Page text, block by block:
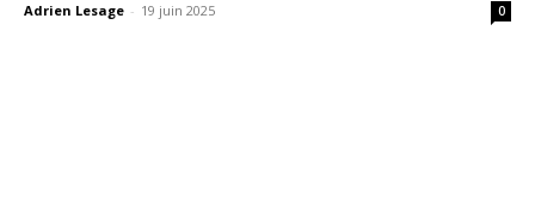
Adrien Lesage - 19 juin 2025 0